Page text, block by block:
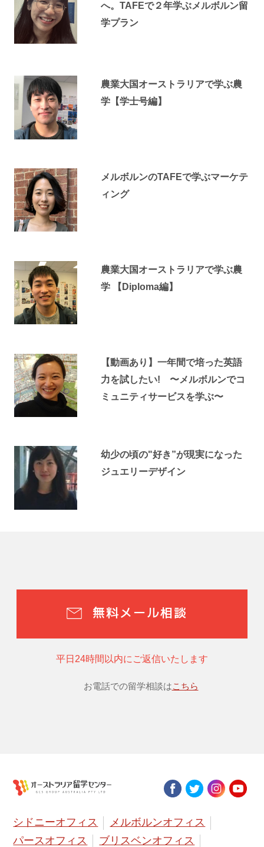
へ。TAFEで２年学ぶメルボルン留
学プラン
農業大国オーストラリアで学ぶ農
学【学士号編】
メルボルンのTAFEで学ぶマーケテ
ィング
農業大国オーストラリアで学ぶ農
学 【Diploma編】
【動画あり】一年間で培った英語
力を試したい! 〜メルボルンでコ
ミュニティサービスを学ぶ〜
幼少の頃の"好き”が現実になった
ジュエリーデザイン
無料メール相談
平日24時間以内にご返信いたします
お電話での留学相談はこちら
シドニーオフィス
メルボルンオフィス
パースオフィス
ブリスベンオフィス